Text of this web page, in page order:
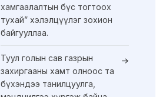
хамгаалалтын бүс тогтоох
тухай” хэлэлцүүлэг зохион
байгууллаа.
Туул голын сав газрын
захиргааны хамт олноос та
бүхэндээ танилцуулга,